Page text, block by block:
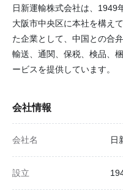
日新運輸株式会社は、1949
大阪市中央区に本社を構え
た企業として、中国との合
輸送、通関、保税、検品、
ービスを提供しています。
会社情報
会社名 日
設立